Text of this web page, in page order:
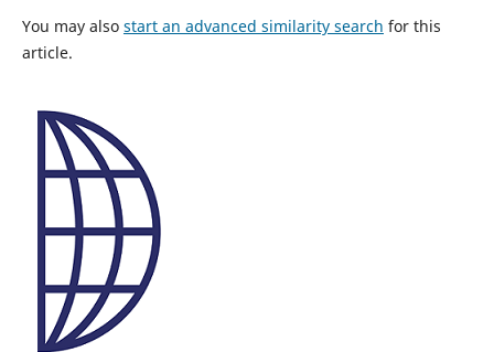
You may also start an advanced similarity search for this
article.